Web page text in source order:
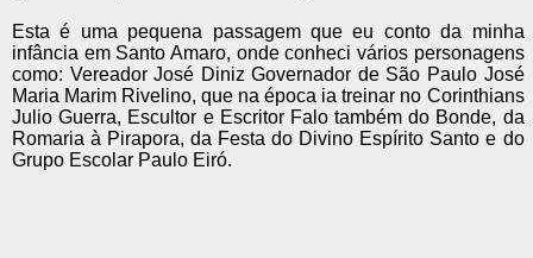
Esta é uma pequena passagem que eu conto da minha
infância em Santo Amaro, onde conheci vários personagens
como: Vereador José Diniz Governador de São Paulo José
Maria Marim Rivelino, que na época ia treinar no Corinthians
Julio Guerra, Escultor e Escritor Falo também do Bonde, da
Romaria à Pirapora, da Festa do Divino Espírito Santo e do
Grupo Escolar Paulo Eiró.